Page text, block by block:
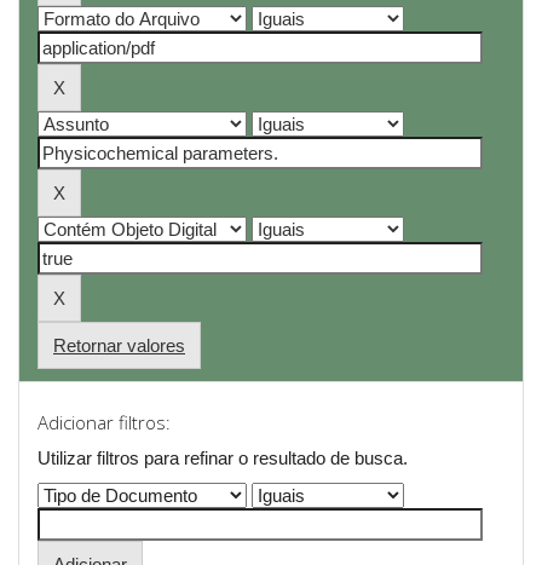
Retornar valores
Adicionar filtros:
Utilizar filtros para refinar o resultado de busca.